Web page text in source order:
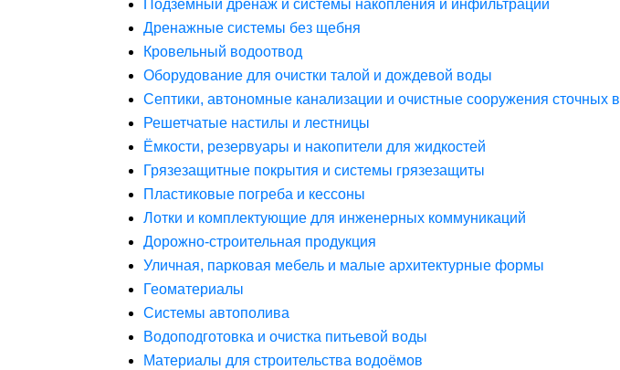
Подземный дренаж и системы накопления и инфильтрации
Дренажные системы без щебня
Кровельный водоотвод
Оборудование для очистки талой и дождевой воды
Септики, автономные канализации и очистные сооружения сточных в
Решетчатые настилы и лестницы
Ёмкости, резервуары и накопители для жидкостей
Грязезащитные покрытия и системы грязезащиты
Пластиковые погреба и кессоны
Лотки и комплектующие для инженерных коммуникаций
Дорожно-строительная продукция
Уличная, парковая мебель и малые архитектурные формы
Геоматериалы
Системы автополива
Водоподготовка и очистка питьевой воды
Материалы для строительства водоёмов